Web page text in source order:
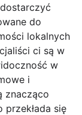
do
lokalnych
ci są w
w
i
znacząco
się